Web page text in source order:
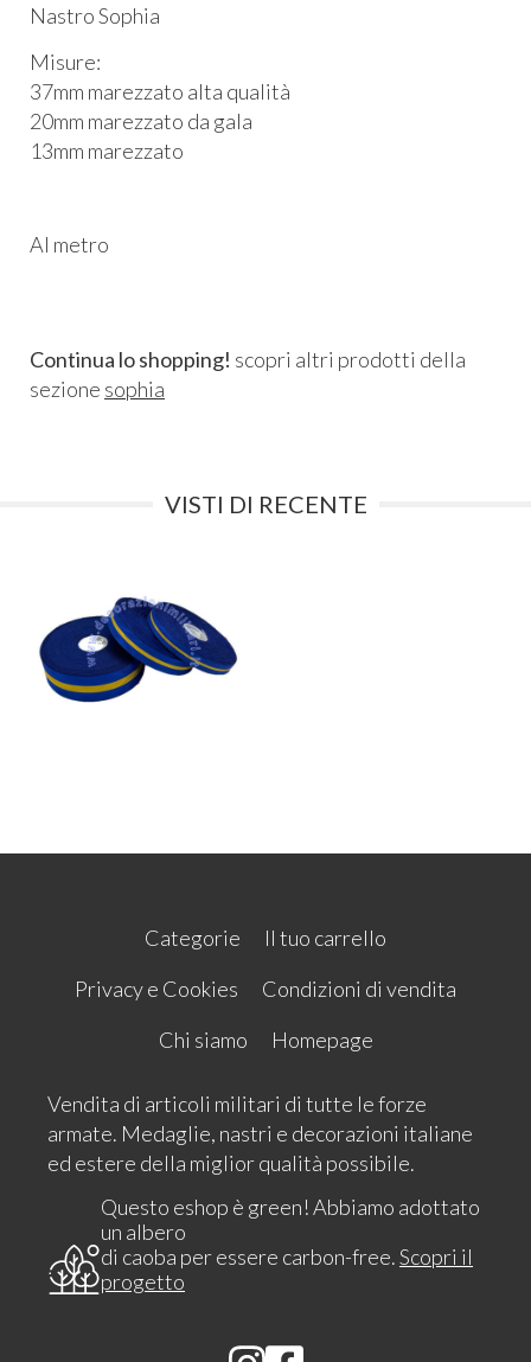
Nastro Sophia
Misure:
37mm marezzato alta qualità
20mm marezzato da gala
13mm marezzato
Al metro
Continua lo shopping! scopri altri prodotti della
sezione sophia
VISTI DI RECENTE
Categorie
Il tuo carrello
Privacy e Cookies
Condizioni di vendita
Chi siamo
Homepage
Vendita di articoli militari di tutte le forze
armate. Medaglie, nastri e decorazioni italiane
ed estere della miglior qualità possibile.
Questo eshop è green! Abbiamo adottato
un albero
di caoba per essere carbon-free.Scopri il
progetto